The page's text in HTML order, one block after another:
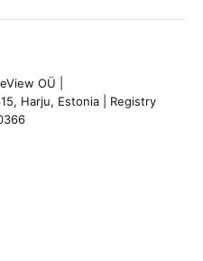
OÜ |
Harju, Estonia | Registry